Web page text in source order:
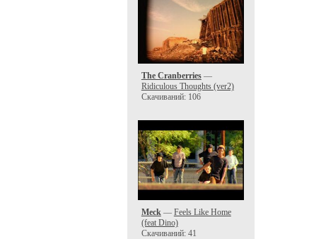
The Cranberries—
Ridiculous Thoughts (ver2)
Скачиваний: 106
Meck — Feels Like Home
(feat Dino)
Скачиваний: 41